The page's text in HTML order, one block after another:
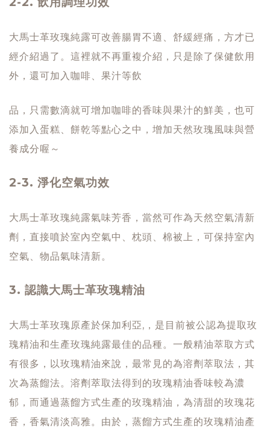
大馬士革玫瑰純露可改善腸胃不適、舒緩經痛，方才已
經介紹過了。這裡就不再重複介紹，只是除了保健飲用
外，還可加入咖啡、果汁等飲
品，只需數滴就可增加咖啡的香味與果汁的鮮美，也可
添加入蛋糕、餅乾等點心之中，增加天然玫瑰風味與營
養成分喔～
2-3. 淨化空氣功效
大馬士革玫瑰純露氣味芳香，當然可作為天然空氣清新
劑，直接噴於室內空氣中、枕頭、棉被上，可保持室內
空氣、物品氣味清新。
3. 認識大馬士革玫瑰精油
大馬士革玫瑰原產於保加利亞,，是目前被公認為提取玫
瑰精油和生產玫瑰純露最佳的品種。一般精油萃取方式
有很多，以玫瑰精油來說，最常見的為溶劑萃取法，其
次為蒸餾法。溶劑萃取法得到的玫瑰精油香味較為濃
郁，而通過蒸餾方式生產的玫瑰精油，為清甜的玫瑰花
香，香氣清淡高雅。由於，蒸餾方式生產的玫瑰精油產